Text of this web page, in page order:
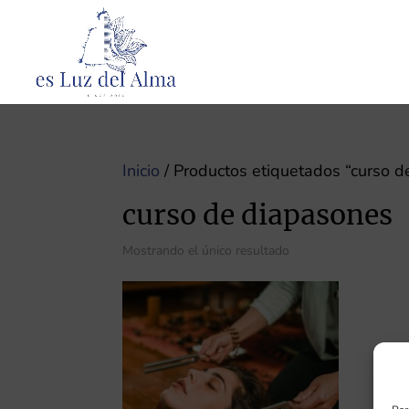
Inicio / Productos etiquetados “curso
curso de diapasones
Mostrando el único resultado